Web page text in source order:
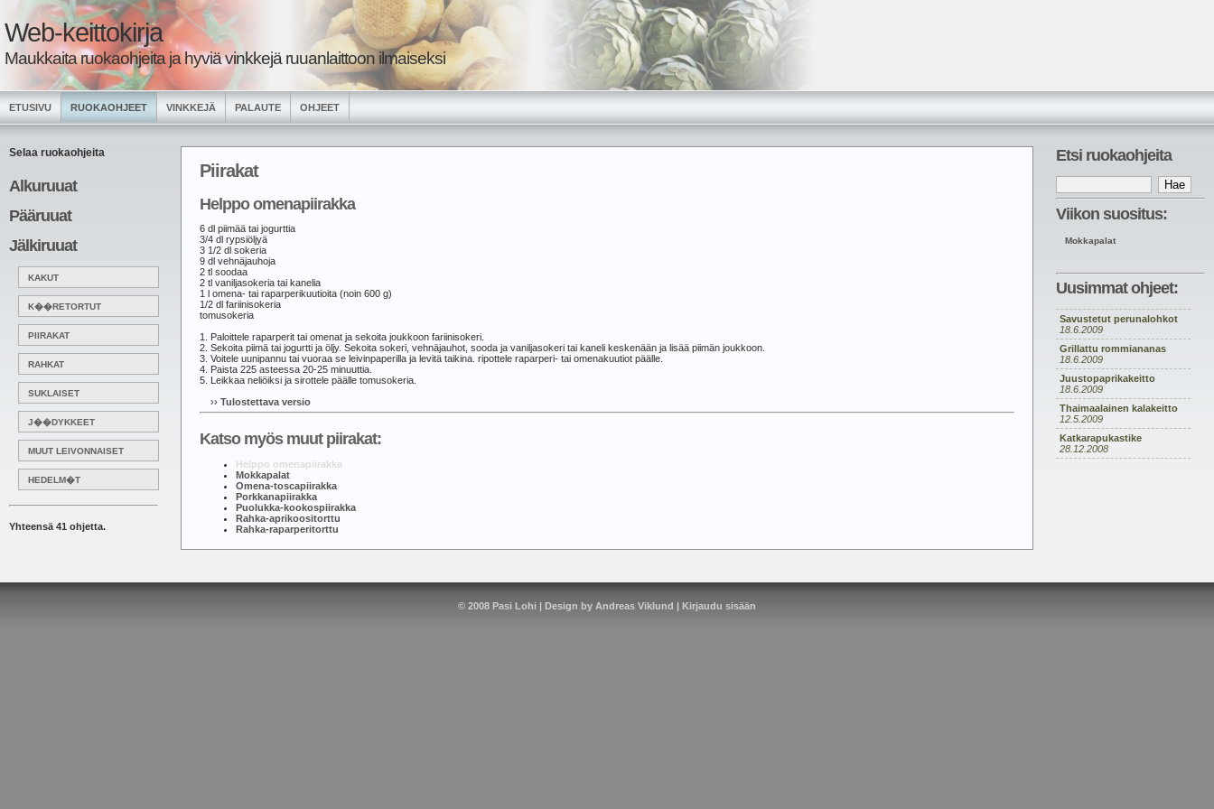
Web-keittokirja
Maukkaita ruokaohjeita ja hyviä vinkkejä ruuanlaittoon ilmaiseksi
ETUSIVU RUOKAOHJEET VINKKEJÄ PALAUTE OHJEET
Selaa ruokaohjeita
Alkuruuat
Pääruuat
Jälkiruuat
KAKUT
K��RETORTUT
PIIRAKAT
RAHKAT
SUKLAISET
J��DYKKEET
MUUT LEIVONNAISET
HEDELM�T
Yhteensä 41 ohjetta.
Etsi ruokaohjeita
Viikon suositus:
Mokkapalat
Uusimmat ohjeet:
Savustetut perunalohkot
18.6.2009
Grillattu rommiananas
18.6.2009
Juustopaprikakeitto
18.6.2009
Thaimaalainen kalakeitto
12.5.2009
Katkarapukastike
28.12.2008
Piirakat
Helppo omenapiirakka
6 dl piimää tai jogurttia
3/4 dl rypsiöljyä
3 1/2 dl sokeria
9 dl vehnäjauhoja
2 tl soodaa
2 tl vaniljasokeria tai kanelia
1 l omena- tai raparperikuutioita (noin 600 g)
1/2 dl fariinisokeria
tomusokeria
1. Paloittele raparperit tai omenat ja sekoita joukkoon fariinisokeri.
2. Sekoita piimä tai jogurtti ja öljy. Sekoita sokeri, vehnäjauhot, sooda ja vaniljasokeri tai kaneli keskenään ja lisää piimän joukkoon.
3. Voitele uunipannu tai vuoraa se leivinpaperilla ja levitä taikina. ripottele raparperi- tai omenakuutiot päälle.
4. Paista 225 asteessa 20-25 minuuttia.
5. Leikkaa neliöiksi ja sirottele päälle tomusokeria.
›› Tulostettava versio
Katso myös muut piirakat:
Helppo omenapiirakka
Mokkapalat
Omena-toscapiirakka
Porkkanapiirakka
Puolukka-kookospiirakka
Rahka-aprikoositorttu
Rahka-raparperitorttu
© 2008 Pasi Lohi | Design by Andreas Viklund | Kirjaudu sisään